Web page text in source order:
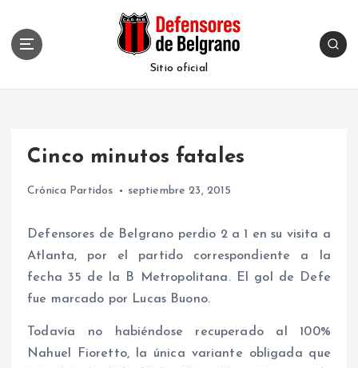
Sitio oficial
Cinco minutos fatales
Crónica Partidos septiembre 23, 2015
Defensores de Belgrano perdio 2 a 1 en su visita a
Atlanta, por el partido correspondiente a la
fecha 35 de la B Metropolitana. El gol de Defe
fue marcado por Lucas Buono.
Todavía no habiéndose recuperado al 100%
Nahuel Fioretto, la única variante obligada que